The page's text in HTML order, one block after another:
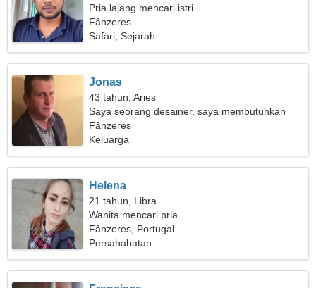
Pria lajang mencari istri
Fânzeres
Safari, Sejarah
Jonas
43 tahun, Aries
Saya seorang desainer, saya membutuhkan
wanita yang cerdas
Fânzeres
Keluarga
Helena
21 tahun, Libra
Wanita mencari pria
Fânzeres, Portugal
Persahabatan